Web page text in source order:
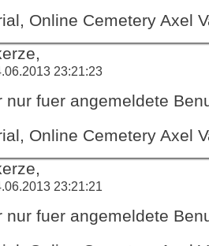
Online Cemetery Axel
23:21:23
nur fuer angemeldete
Online Cemetery Axel
23:21:21
nur fuer angemeldete